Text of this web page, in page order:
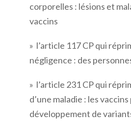
corporelles : lésions et
vaccins
» l’article 117 CP qui
négligence : des
» l’article 231 CP qui
d’une maladie : les
développement de